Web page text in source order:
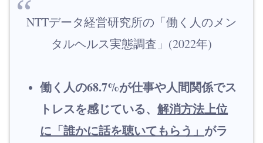
NTTデータ経営研究所の「働く人のメン
タルヘルス実態調査」(2022年)
働く人の68.7%が仕事や人間関係でス
トレスを感じている、解消方法上位
に「誰かに話を聴いてもらう」がラ